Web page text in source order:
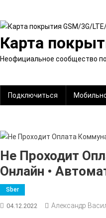
содержимому
Карта
Неофициальное сообщество
Подключиться
Не Проходит
Онлайн •
Sber
04.12.2022 Александр